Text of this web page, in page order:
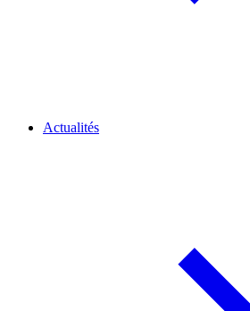
Actualités